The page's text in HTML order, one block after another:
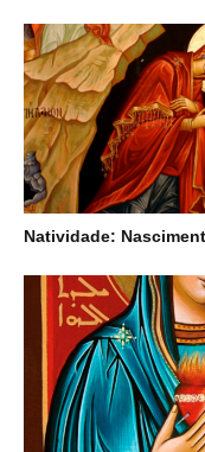
Natividade: